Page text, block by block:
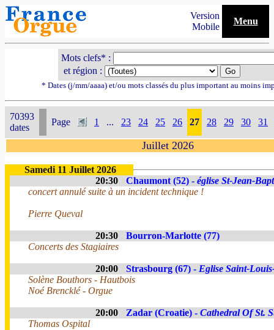
Version
Mobile
Menu
Mots clefs* :
et région :
* Dates (j/mm/aaaa) et/ou mots classés du plus important au moins
70393
dates
Page 1 ... 23 24 25 26 27 28 29 30 31
Juillet 2026
Samedi 11 Juillet 2026
20:30
Chaumont (52) - église St-Jean-
concert annulé suite à un incident technique !
Pierre Queval
20:30
Bourron-Marlotte (77)
Concerts des Stagiaires
20:00 Strasbourg (67) - Eglise Saint-
Solène Bouthors - Hautbois
Noé Brencklé - Orgue
20:00 Zadar (Croatie) - Cathedral Of St.
Thomas Ospital